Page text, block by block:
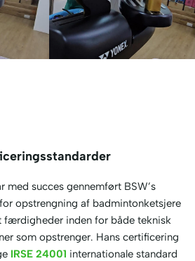
med succes gennemført BSW’s
opstrengning af badmintonketsjere
færdigheder inden for både teknisk
som opstrenger. Hans certificering
IRSE 24001 internationale standard